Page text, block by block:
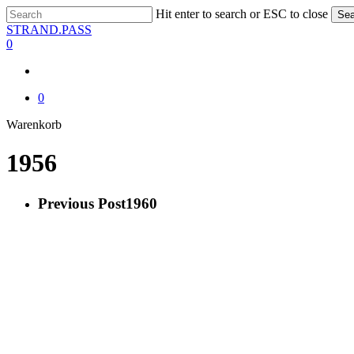
Skip
to
main
Hit enter to search or ESC to close
Close
Search
STRAND.PASS
0
0
WarenkorbClose
1956
Previous Post1960